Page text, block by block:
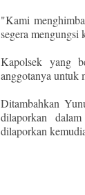
"Kami
segera mengungsi
Kapolsek yang
anggotanya untuk
Ditambahkan
dilaporkan
dilaporkan